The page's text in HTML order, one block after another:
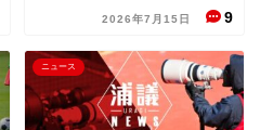
2026年7月15日 9
ニュース